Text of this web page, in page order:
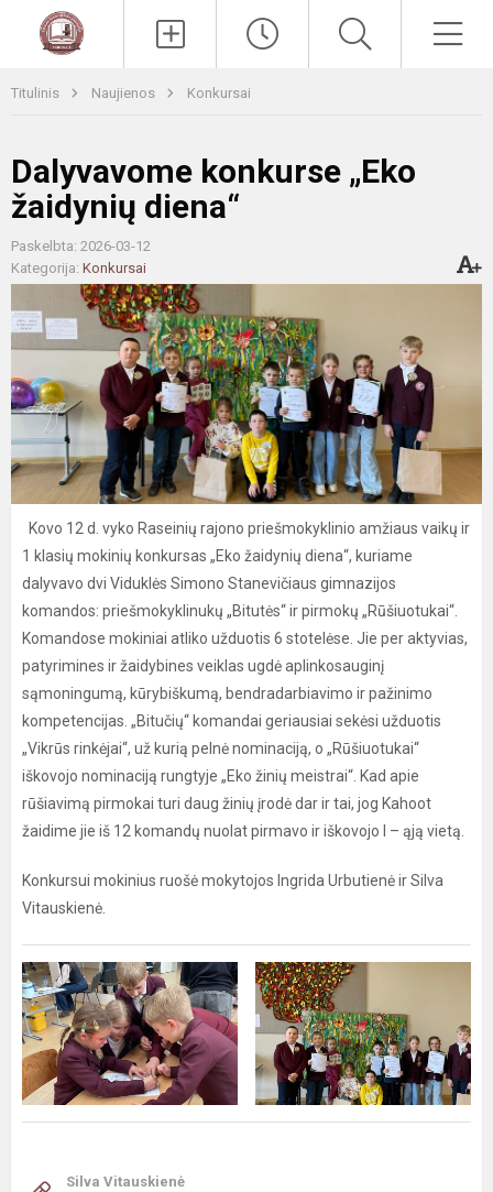
Titulinis Naujienos Konkursai
Dalyvavome konkurse „Eko
žaidynių diena“
Paskelbta: 2026-03-12
Kategorija: Konkursai
Kovo 12 d. vyko Raseinių rajono priešmokyklinio amžiaus vaikų ir
1 klasių mokinių konkursas „Eko žaidynių diena“, kuriame
dalyvavo dvi Viduklės Simono Stanevičiaus gimnazijos
komandos: priešmokyklinukų „Bitutės“ ir pirmokų „Rūšiuotukai“.
Komandose mokiniai atliko užduotis 6 stotelėse. Jie per aktyvias,
patyrimines ir žaidybines veiklas ugdė aplinkosauginį
sąmoningumą, kūrybiškumą, bendradarbiavimo ir pažinimo
kompetencijas. „Bitučių“ komandai geriausiai sekėsi užduotis
„Vikrūs rinkėjai“, už kurią pelnė nominaciją, o „Rūšiuotukai“
iškovojo nominaciją rungtyje „Eko žinių meistrai“. Kad apie
rūšiavimą pirmokai turi daug žinių įrodė dar ir tai, jog Kahoot
žaidime jie iš 12 komandų nuolat pirmavo ir iškovojo I – ąją vietą.
Konkursui mokinius ruošė mokytojos Ingrida Urbutienė ir Silva
Vitauskienė.
Silva Vitauskienė